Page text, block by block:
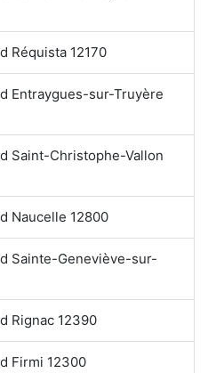
Réquista 12170
Entraygues-sur-Truyère
Saint-Christophe-Vallon
Naucelle 12800
Sainte-Geneviève-sur-
Rignac 12390
Firmi 12300